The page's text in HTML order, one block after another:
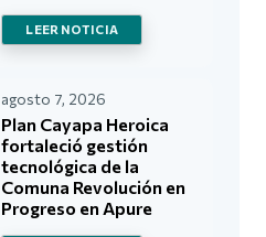
LEER NOTICIA
agosto 7, 2026
Plan Cayapa Heroica
fortaleció gestión
tecnológica de la
Comuna Revolución en
Progreso en Apure